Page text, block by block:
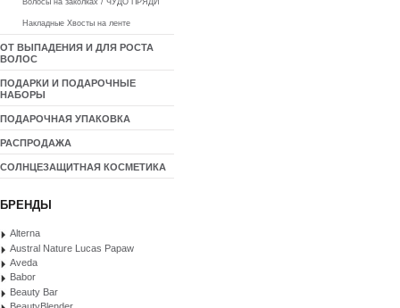
Накладные Хвосты на ленте
ОТ ВЫПАДЕНИЯ И ДЛЯ РОСТА
ВОЛОС
ПОДАРКИ И ПОДАРОЧНЫЕ
НАБОРЫ
ПОДАРОЧНАЯ УПАКОВКА
РАСПРОДАЖА
СОЛНЦЕЗАЩИТНАЯ КОСМЕТИКА
БРЕНДЫ
Alterna
Austral Nature Lucas Papaw
Aveda
Babor
Beauty Bar